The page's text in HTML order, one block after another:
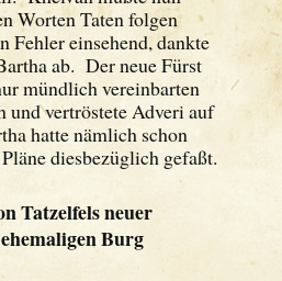
Worten Taten folgen
Fehler einsehend, dankte
ab. Der neue Fürst
mündlich vereinbarten
und vertröstete Adveri auf
hatte nämlich schon
diesbezüglich gefaßt.
Tatzelfels neuer
Burg